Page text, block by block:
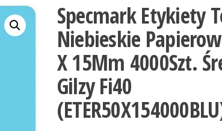
Specmark Etykiety
Niebieskie
X 15Mm 4000Szt.
Gilzy Fi40